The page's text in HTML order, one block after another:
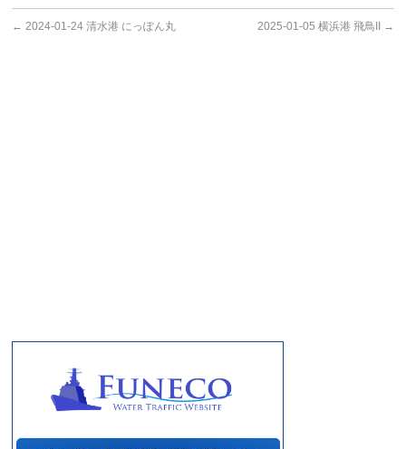
← 2024-01-24 清水港 にっぽん丸 2025-01-05 横浜港 飛鳥II →